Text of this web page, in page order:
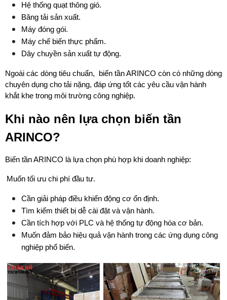
Hệ thống quạt thông gió.
Băng tải sản xuất.
Máy đóng gói.
Máy chế biến thực phẩm.
Dây chuyền sản xuất tự động.
Ngoài các dòng tiêu chuẩn,  biến tần ARINCO còn có những dòng
chuyên dụng cho tải nặng, đáp ứng tốt các yêu cầu vận hành
khắt khe trong môi trường công nghiệp.
Khi nào nên lựa chọn biến tần
ARINCO?
Biến tần ARINCO là lựa chọn phù hợp khi doanh nghiệp:
Muốn tối ưu chi phí đầu tư.
Cần giải pháp điều khiển động cơ ổn định.
Tìm kiếm thiết bị dễ cài đặt và vận hành.
Cần tích hợp với PLC và hệ thống tự động hóa cơ bản.
Muốn đảm bảo hiệu quả vận hành trong các ứng dụng công
nghiệp phổ biến.